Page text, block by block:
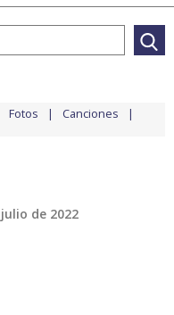
Fotos Canciones
de 2022